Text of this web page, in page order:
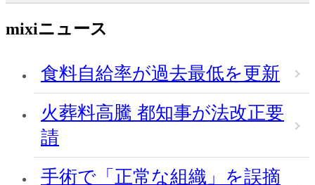
mixiニュース
食料自給率が過去最低を更新
火葬料高騰 都知事が法改正要
請
手術で「正常な組織」を誤摘